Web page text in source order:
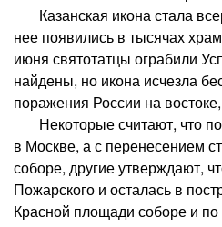
Казанская икона стала
нее появились в тысячах
июня святотатцы ограбили
найдены, но икона исчезла
поражения России на
Некоторые считают, что
в Москве, а с перенесением
соборе, другие утверждают,
Пожарского и осталась в
Красной площади соборе и